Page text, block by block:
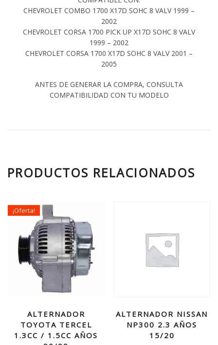
CHEVROLET COMBO 1700 X17D SOHC 8 VALV 1999 –
2002
CHEVROLET CORSA 1700 PICK UP X17D SOHC 8 VALV
1999 – 2002
CHEVROLET CORSA 1700 X17D SOHC 8 VALV 2001 –
2005
ANTES DE GENERAR LA COMPRA, CONSULTA
COMPATIBILIDAD CON TU MODELO
PRODUCTOS RELACIONADOS
¡Oferta!
ALTERNADOR
TOYOTA TERCEL
1.3CC / 1.5CC AÑOS
ALTERNADOR NISSAN
NP300 2.3 AÑOS
15/20